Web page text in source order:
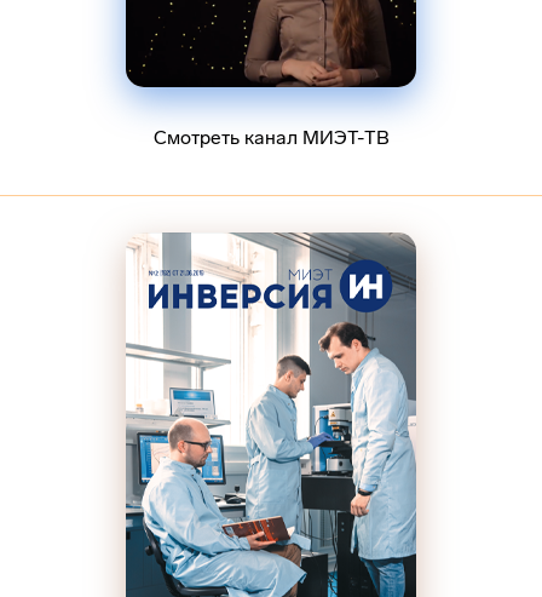
Смотреть канал МИЭТ-ТВ